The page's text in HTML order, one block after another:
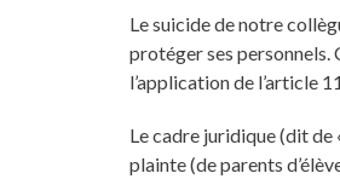
Le suicide de notre
protéger ses personnels.
l’application de l’article
Le cadre juridique (dit
plainte (de parents